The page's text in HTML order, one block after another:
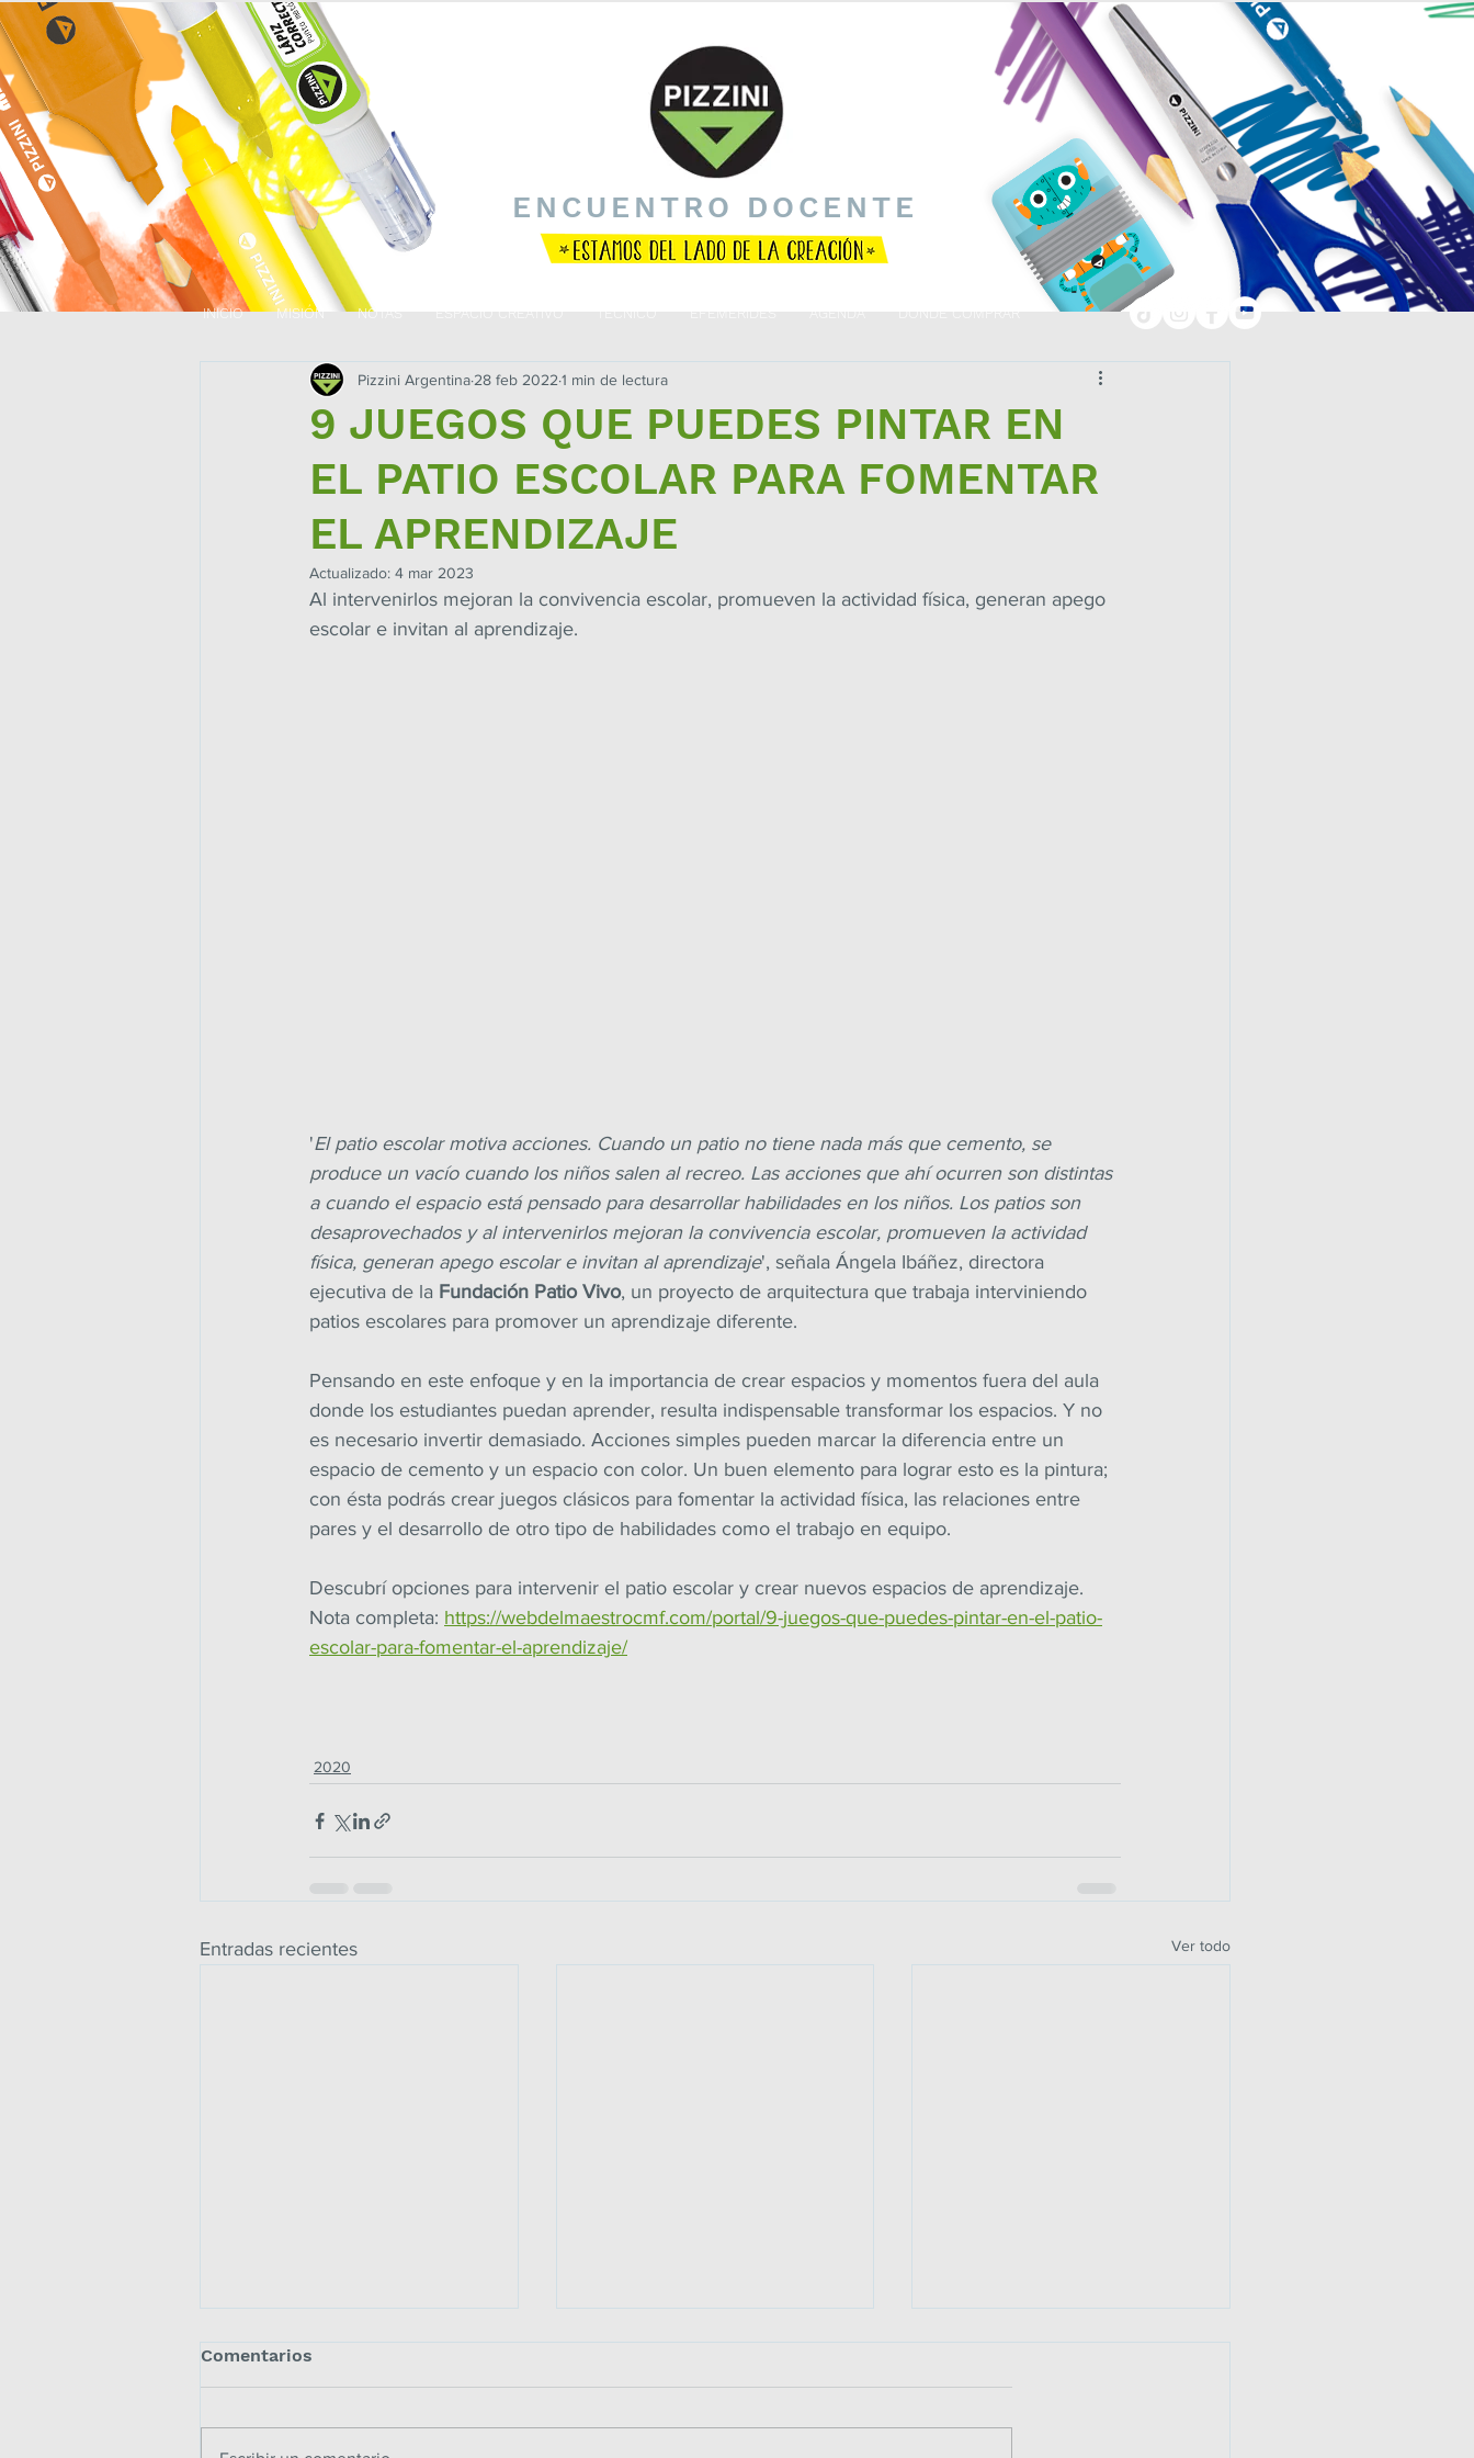
ENCUENTRO DOCENTE
INICIO MISIÓN NOTAS
9 JUEGOS QUE PUEDES PINTAR EN
EL PATIO ESCOLAR PARA FOMENTAR
EL APRENDIZAJE
Pizzini Argentina 28 feb 2022 1 min de lectura
Actualizado: 4 mar 2023
Al intervenirlos mejoran la convivencia escolar, promueven la actividad física, generan apego
escolar e invitan al aprendizaje.
'El patio escolar motiva acciones. Cuando un patio no tiene nada más que cemento, se
produce un vacío cuando los niños salen al recreo. Las acciones que ahí ocurren son distintas
a cuando el espacio está pensado para desarrollar habilidades en los niños. Los patios son
desaprovechados y al intervenirlos mejoran la convivencia escolar, promueven la actividad
física, generan apego escolar e invitan al aprendizaje', señala Ángela Ibáñez, directora
ejecutiva de la Fundación Patio Vivo, un proyecto de arquitectura que trabaja interviniendo
patios escolares para promover un aprendizaje diferente.
Pensando en este enfoque y en la importancia de crear espacios y momentos fuera del aula
donde los estudiantes puedan aprender, resulta indispensable transformar los espacios. Y no
es necesario invertir demasiado. Acciones simples pueden marcar la diferencia entre un
espacio de cemento y un espacio con color. Un buen elemento para lograr esto es la pintura;
con ésta podrás crear juegos clásicos para fomentar la actividad física, las relaciones entre
pares y el desarrollo de otro tipo de habilidades como el trabajo en equipo.
Descubrí opciones para intervenir el patio escolar y crear nuevos espacios de aprendizaje.
Nota completa: https://webdelmaestrocmf.com/portal/9-juegos-que-puedes-pintar-en-el-patio-
escolar-para-fomentar-el-aprendizaje/
2020
Entradas recientes Ver todo
Comentarios